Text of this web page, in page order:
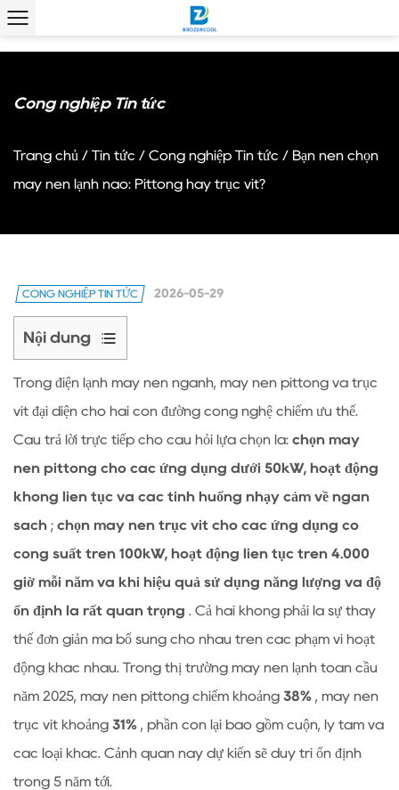
Công nghiệp Tin tức
Trang chủ / Tin tức / Công nghiệp Tin tức / Bạn nên chọn
máy nén lạnh nào: Pittông hay trục vít?
CÔNG NGHIỆP TIN TỨC 2026-05-29
Nội dung
1
Sự
khác
biệt
tắc
làm
việc
và
cấu
định
ranh
giới
hiệu
Trong điện lạnh máy nén ngành, máy nén pittông và trục
vít đại diện cho hai con đường công nghệ chiếm ưu thế.
Câu trả lời trực tiếp cho câu hỏi lựa chọn là: chọn máy
nén pittông cho các ứng dụng dưới 50kW, hoạt động
không liên tục và các tình huống nhạy cảm về ngân
sách ; chọn máy nén trục vít cho các ứng dụng có
công suất trên 100kW, hoạt động liên tục trên 4.000
giờ mỗi năm và khi hiệu quả sử dụng năng lượng và độ
ổn định là rất quan trọng . Cả hai không phải là sự thay
thế đơn giản mà bổ sung cho nhau trên các phạm vi hoạt
động khác nhau. Trong thị trường máy nén lạnh toàn cầu
năm 2025, máy nén pittông chiếm khoảng 38% , máy nén
trục vít khoảng 31% , phần còn lại bao gồm cuộn, ly tâm và
các loại khác. Cảnh quan này dự kiến ​​sẽ duy trì ổn định
trong 5 năm tới.